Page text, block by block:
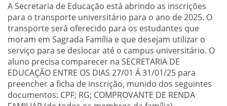
A Secretaria de Educação está abrindo as inscrições
para o transporte universitário para o ano de 2025. O
transporte será oferecido para os estudantes que
moram em Sagrada Família e que desejam utilizar o
serviço para se deslocar até o campus universitário. O
aluno precisa comparecer na SECRETARIA DE
EDUCAÇÃO ENTRE OS DIAS 27/01 Á 31/01/25 para
preencher a ficha de inscrição, munido dos seguintes
documentos: CPF; RG; COMPROVANTE DE RENDA